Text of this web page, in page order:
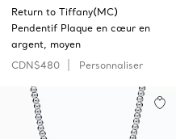
Return to Tiffany(MC)
Pendentif Plaque en cœur en
argent, moyen
CDN$480
Personnaliser